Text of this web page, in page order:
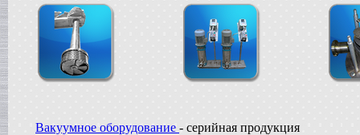
Вакуумное оборудование - серийная продукция